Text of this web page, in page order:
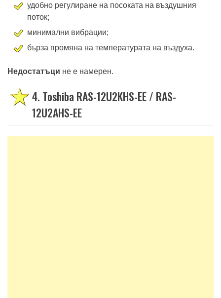
удобно регулиране на посоката на въздушния
поток;
минимални вибрации;
бърза промяна на температурата на въздуха.
Недостатъци не е намерен.
4. Toshiba RAS-12U2KHS-EE / RAS-
12U2AHS-EE